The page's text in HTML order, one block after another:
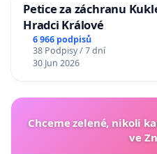
Petice za záchranu
Hradci Králové
6 966 podpisů
38 Podpisy / 7 dní
30 Jun 2026
Chceme zelené, nikoli
ve